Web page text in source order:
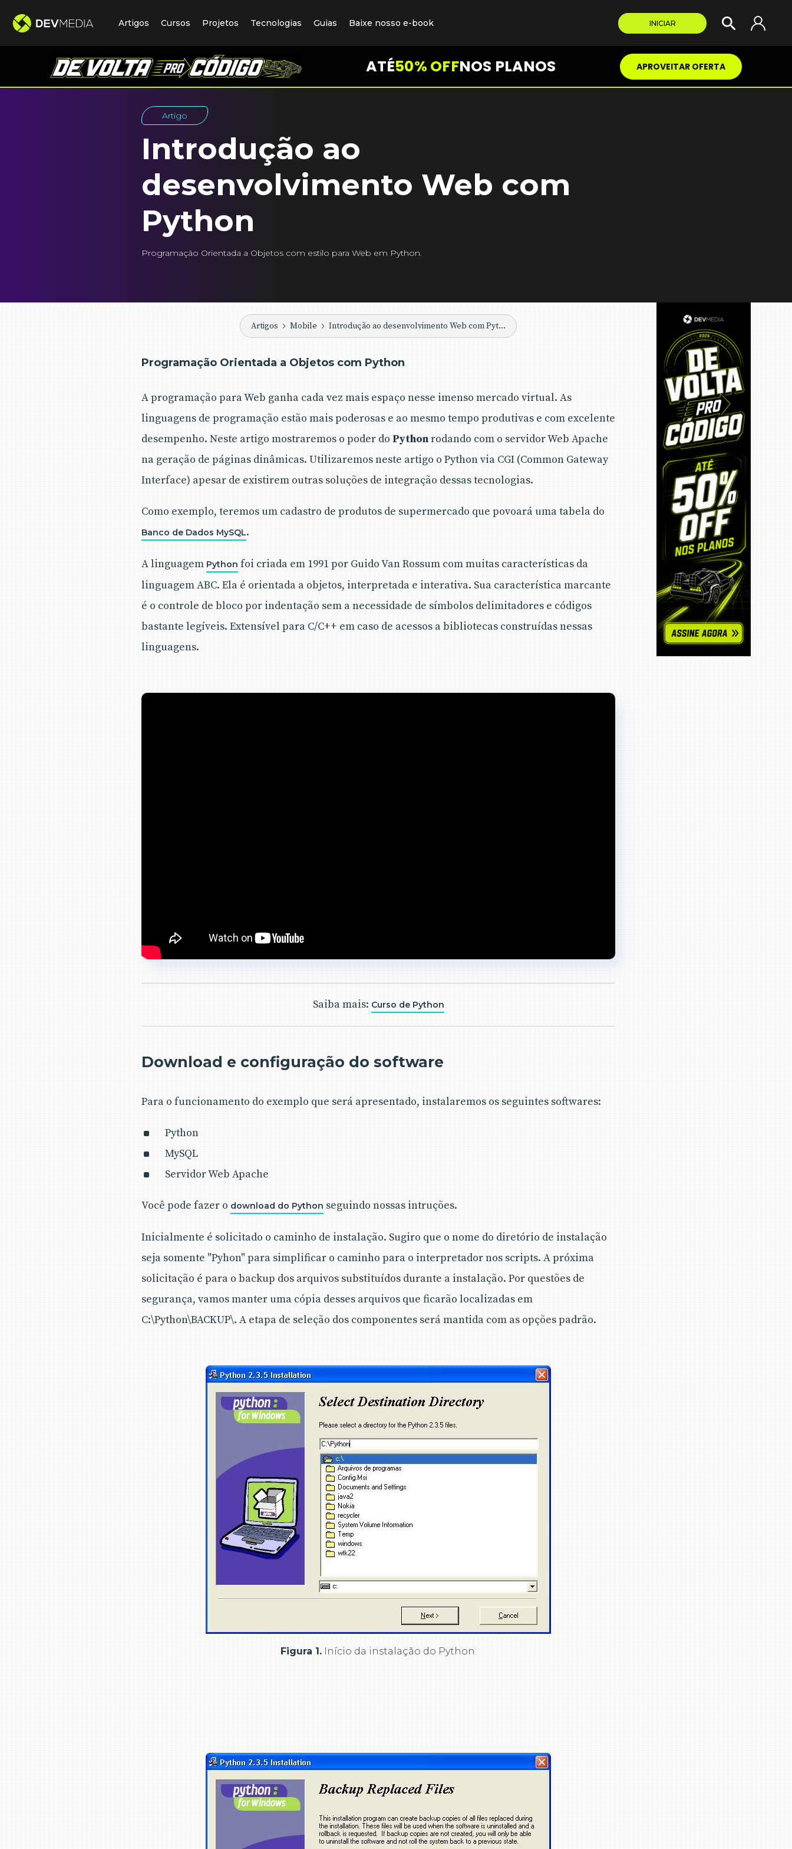
Artigos Cursos Projetos Tecnologias Guias Baixe nosso e-book INICIAR
ATÉ50% OFFNOS PLANOS APROVEITAR OFERTA
Artigo
Introdução ao
desenvolvimento Web com
Python
Programação Orientada a Objetos com estilo para Web em Python.
Artigos Mobile Introdução ao desenvolvimento Web com Python
Programação Orientada a Objetos com Python
A programação para Web ganha cada vez mais espaço nesse imenso mercado virtual. As
linguagens de programação estão mais poderosas e ao mesmo tempo produtivas e com excelente
desempenho. Neste artigo mostraremos o poder do Pythonrodando com o servidor Web Apache
na geração de páginas dinâmicas. Utilizaremos neste artigo o Python via CGI (Common Gateway
Interface) apesar de existirem outras soluções de integração dessas tecnologias.
Como exemplo, teremos um cadastro de produtos de supermercado que povoará uma tabela do
Banco de Dados MySQL.
A linguagem Python foi criada em 1991 por Guido Van Rossum com muitas características da
linguagem ABC. Ela é orientada a objetos, interpretada e interativa. Sua característica marcante
é o controle de bloco por indentação sem a necessidade de símbolos delimitadores e códigos
bastante legíveis. Extensível para C/C++ em caso de acessos a bibliotecas construídas nessas
linguagens.
Saiba mais: Curso de Python
Download e configuração do software
Para o funcionamento do exemplo que será apresentado, instalaremos os seguintes softwares:
Python
MySQL
Servidor Web Apache
Você pode fazer o download do Python seguindo nossas intruções.
Inicialmente é solicitado o caminho de instalação. Sugiro que o nome do diretório de instalação
seja somente "Pyhon" para simplificar o caminho para o interpretador nos scripts. A próxima
solicitação é para o backup dos arquivos substituídos durante a instalação. Por questões de
segurança, vamos manter uma cópia desses arquivos que ficarão localizadas em
C:\Python\BACKUP\. A etapa de seleção dos componentes será mantida com as opções padrão.
Figura 1.Início da instalação do Python.